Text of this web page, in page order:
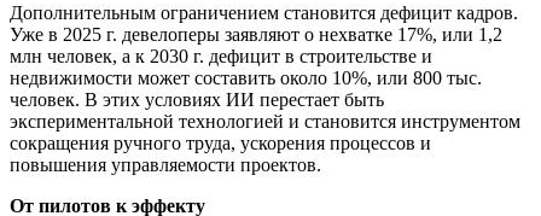
Дополнительным ограничением становится дефицит кадров.
Уже в 2025 г. девелоперы заявляют о нехватке 17%, или 1,2
млн человек, а к 2030 г. дефицит в строительстве и
недвижимости может составить около 10%, или 800 тыс.
человек. В этих условиях ИИ перестает быть
экспериментальной технологией и становится инструментом
сокращения ручного труда, ускорения процессов и
повышения управляемости проектов.
От пилотов к эффекту